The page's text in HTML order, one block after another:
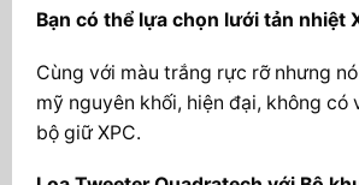
Bạn có thể lựa chọn lưới tản nhiệt
Cùng với màu trắng rực rỡ nhưng
mỹ nguyên khối, hiện đại, không có
bộ giữ XPC.